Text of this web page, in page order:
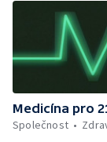
Medicína pro
Společnost